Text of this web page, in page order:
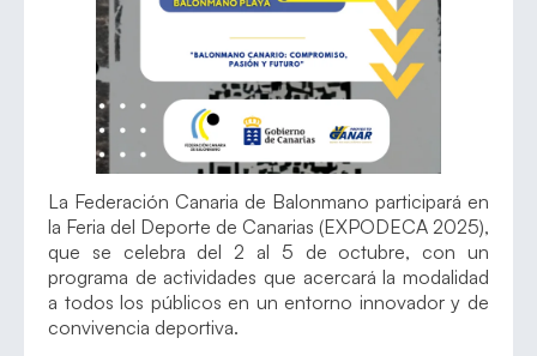
La Federación Canaria de Balonmano participará en
la Feria del Deporte de Canarias (EXPODECA 2025),
que se celebra del 2 al 5 de octubre, con un
programa de actividades que acercará la modalidad
a todos los públicos en un entorno innovador y de
convivencia deportiva.